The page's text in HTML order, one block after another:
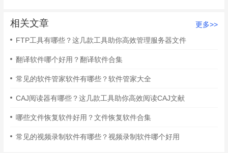
相关文章
更多>>
FTP工具有哪些？这几款工具助你高效管理服务器文件
翻译软件哪个好用？翻译软件合集
常见的软件管家软件有哪些？软件管家大全
CAJ阅读器有哪些？这几款工具助你高效阅读CAJ文献
哪些文件恢复软件好用？文件恢复软件合集
常见的视频录制软件有哪些？视频录制软件哪个好用